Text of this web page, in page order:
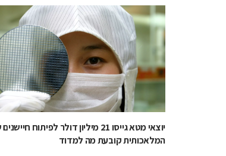
יוצאי מטא גייסו 21 מיליון דולר לפיתוח
המלאכותית קובעת מה למדוד